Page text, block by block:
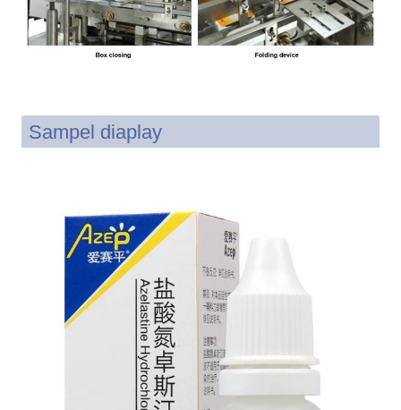
Sampel diaplay